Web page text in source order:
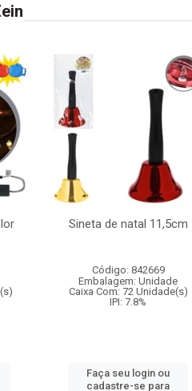
Sineta de natal 11,5cm
Código: 842669
Embalagem: Unidade
Caixa Com: 72 Unidade(s)
IPI: 7.8%
Faça seu login ou
cadastre-se para